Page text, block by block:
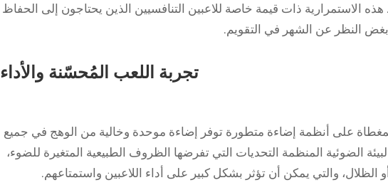
الاستمرارية ذات قيمة خاصة للاعبين التنافسيين الذين يحتاجون إلى الحفاظ
بغض النظر عن الشهر في التقويم.
تجربة اللعب المُحسّنة والأداء
على أنظمة إضاءة متطورة توفر إضاءة موحدة وخالية من الوهج في جميع
الضوئية المنظمة التحديات التي تفرضها الظروف الطبيعية المتغيرة للضوء،
والتي يمكن أن تؤثر بشكل كبير على أداء اللاعبين واستمتاعهم.